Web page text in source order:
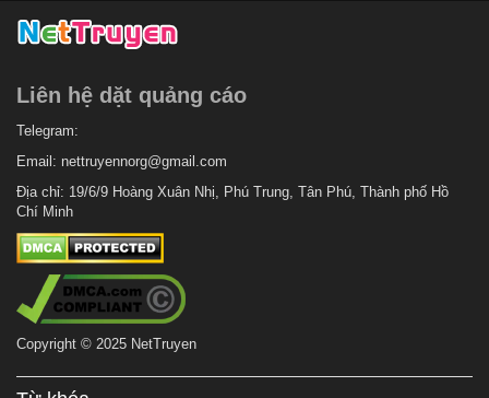
Liên hệ dặt quảng cáo
Telegram:
Email: nettruyennorg@gmail.com
Địa chỉ: 19/6/9 Hoàng Xuân Nhị, Phú Trung, Tân Phú, Thành phố Hồ
Chí Minh
Copyright © 2025 NetTruyen